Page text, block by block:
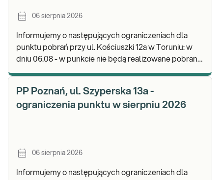
06 sierpnia 2026
Informujemy o następujących ograniczeniach dla
punktu pobrań przy ul. Kościuszki 12a w Toruniu: w
dniu 06.08 - w punkcie nie będą realizowane pobrania
PP Poznań, ul. Szyperska 13a -
ograniczenia punktu w sierpniu 2026
06 sierpnia 2026
Informujemy o następujących ograniczeniach dla